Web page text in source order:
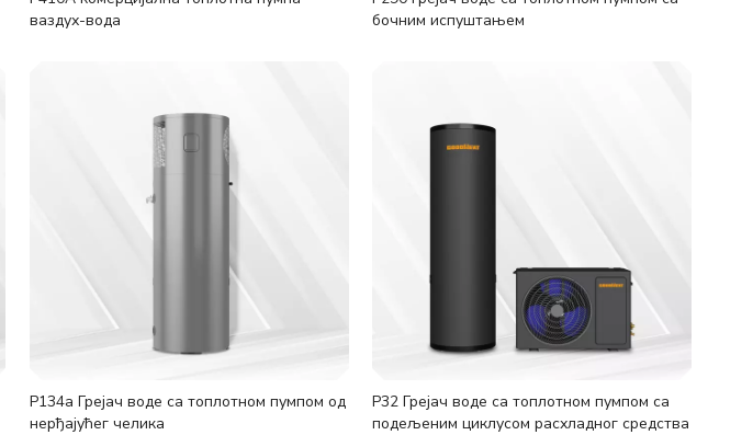
ваздух-вода
бочним испуштањем
Р134а Грејач воде са топлотном пумпом од
нерђајућег челика
Р32 Грејач воде са топлотном пумпом са
подељеним циклусом расхладног средства